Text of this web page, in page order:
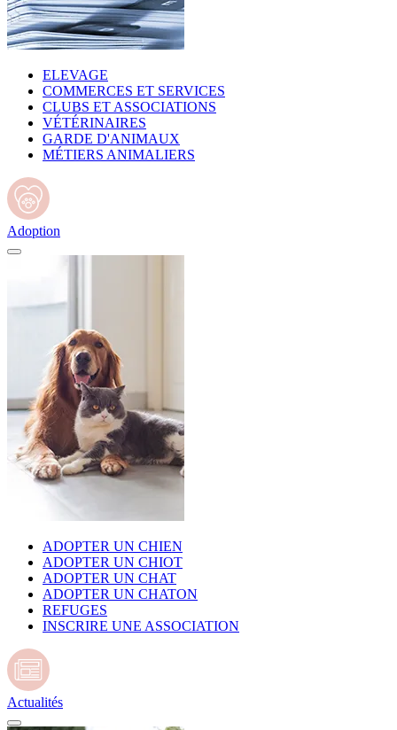
ELEVAGE
COMMERCES ET SERVICES
CLUBS ET ASSOCIATIONS
VÉTÉRINAIRES
GARDE D'ANIMAUX
MÉTIERS ANIMALIERS
Adoption
ADOPTER UN CHIEN
ADOPTER UN CHIOT
ADOPTER UN CHAT
ADOPTER UN CHATON
REFUGES
INSCRIRE UNE ASSOCIATION
Actualités